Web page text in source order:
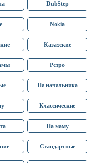
DubStep
Nokia
Казахские
Ретро
На начальника
Классические
На маму
Стандартные